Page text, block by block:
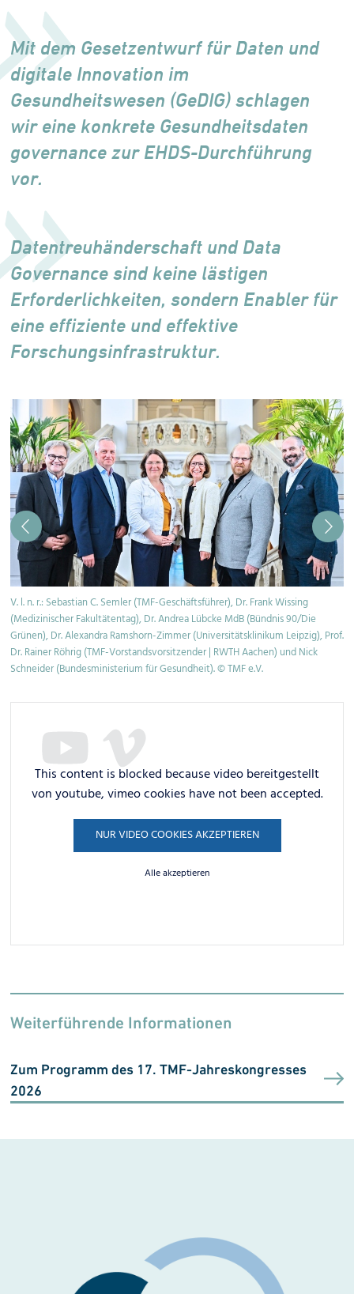
Mit dem Gesetzentwurf für Daten und
digitale Innovation im
Gesundheitswesen (GeDIG) schlagen
wir eine konkrete Gesundheitsdaten
governance zur EHDS-Durchführung
vor.
Datentreuhänderschaft und Data
Governance sind keine lästigen
Erforderlichkeiten, sondern Enabler für
eine effiziente und effektive
Forschungsinfrastruktur.
V. l. n. r.: Sebastian C. Semler (TMF-Geschäftsführer), Dr. Frank Wissing
(Medizinischer Fakultätentag), Dr. Andrea Lübcke MdB (Bündnis 90/Die
Grünen), Dr. Alexandra Ramshorn-Zimmer (Universitätsklinikum Leipzig), Prof.
Dr. Rainer Röhrig (TMF-Vorstandsvorsitzender | RWTH Aachen) und Nick
Schneider (Bundesministerium für Gesundheit). © TMF e.V.
This content is blocked because video bereitgestellt
von youtube, vimeo cookies have not been accepted.
NUR VIDEO COOKIES AKZEPTIEREN
Alle akzeptieren
Weiterführende Informationen
Zum Programm des 17. TMF-Jahreskongresses
2026